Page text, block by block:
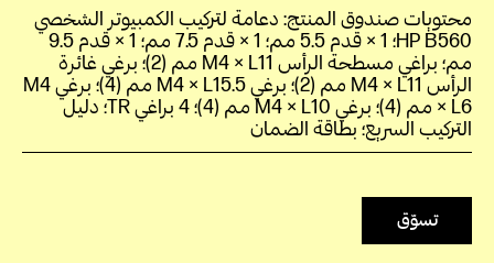
محتويات صندوق المنتج: دعامة لتركيب الكمبيوتر الشخصي
HP B560‎؛ 1 × قدم 5.5 مم؛ 1 × قدم 7.5 مم؛ 1 × قدم 9.5
مم؛ براغي مسطحة الرأس M4 × L11 مم (2)؛ برغي غائرة
الرأس M4 × L11 مم (2)؛ برغي M4 × L15.5 مم (4)؛ برغي M4
× L6 مم (4)؛ برغي M4 × L10 مم (4)؛ 4 براغي TR؛ دليل
التركيب السريع؛ بطاقة الضمان
تسوّق